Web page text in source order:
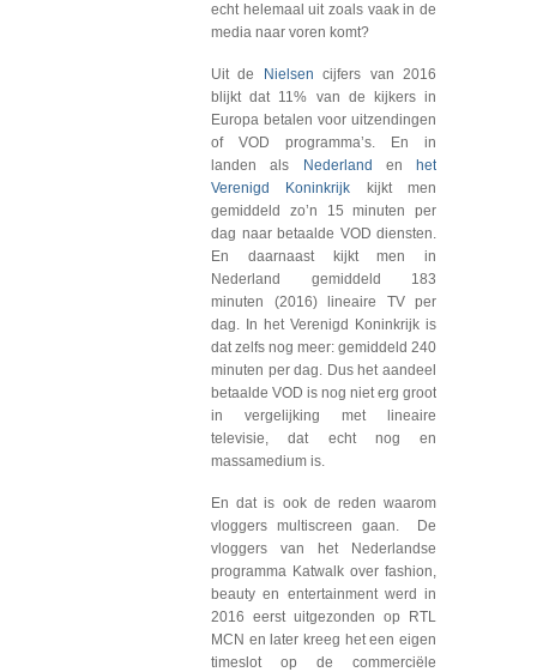
echt helemaal uit zoals vaak in de
media naar voren komt?
Uit de Nielsen cijfers van 2016
blijkt dat 11% van de kijkers in
Europa betalen voor uitzendingen
of VOD programma’s. En in
landen als
Nederland en
het
Verenigd Koninkrijk
kijkt men
gemiddeld zo’n 15 minuten per
dag naar betaalde VOD diensten.
En daarnaast kijkt men in
Nederland gemiddeld 183
minuten (2016) lineaire TV per
dag. In het Verenigd Koninkrijk is
dat zelfs nog meer: gemiddeld 240
minuten per dag. Dus het aandeel
betaalde VOD is nog niet erg groot
in vergelijking met lineaire
televisie, dat echt nog en
massamedium is.
En dat is ook de reden waarom
vloggers multiscreen gaan. De
vloggers van het Nederlandse
programma Katwalk over fashion,
beauty en entertainment werd in
2016 eerst uitgezonden op RTL
MCN en later kreeg het een eigen
timeslot op de commerciële